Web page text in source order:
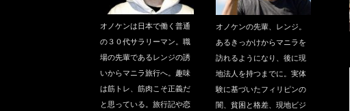
オノケンは日本で働く普通
の３０代サラリーマン。職
場の先輩であるレンジの誘
いからマニラ旅行へ。趣味
は筋トレ、筋肉こそ正義だ
と思っている。旅行記や恋
オノケンの先輩、レンジ。
あるきっかけからマニラを
訪れるようになり、後に現
地法人を持つまでに。実体
験に基づいたフィリピンの
闇、貧困と格差、現地ビジ